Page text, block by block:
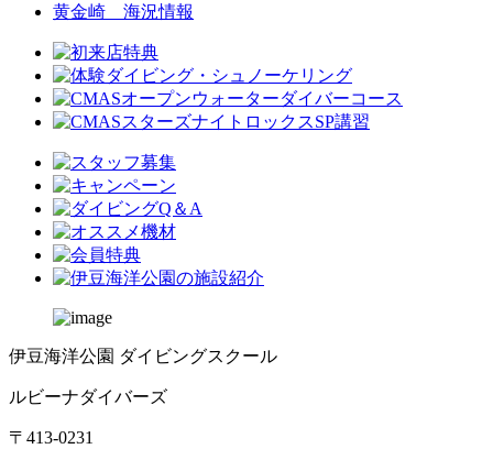
黄金崎 海況情報
伊豆海洋公園 ダイビングスクール
ルビーナダイバーズ
〒413-0231